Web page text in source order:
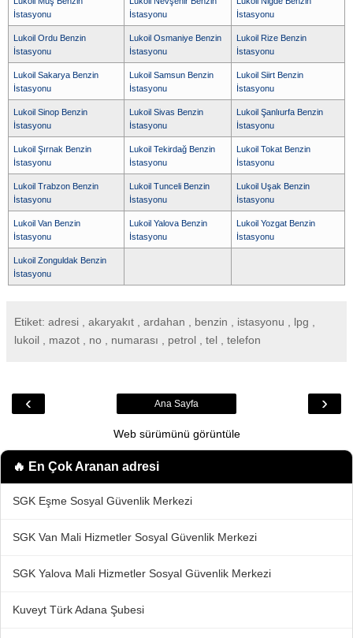
İstasyonu
İstasyonu
İstasyonu
Lukoil Ordu Benzin
İstasyonu
Lukoil Osmaniye Benzin
İstasyonu
Lukoil Rize Benzin
İstasyonu
Lukoil Sakarya Benzin
İstasyonu
Lukoil Samsun Benzin
İstasyonu
Lukoil Siirt Benzin
İstasyonu
Lukoil Sinop Benzin
İstasyonu
Lukoil Sivas Benzin
İstasyonu
Lukoil Şanlıurfa Benzin
İstasyonu
Lukoil Şırnak Benzin
İstasyonu
Lukoil Tekirdağ Benzin
İstasyonu
Lukoil Tokat Benzin
İstasyonu
Lukoil Trabzon Benzin
İstasyonu
Lukoil Tunceli Benzin
İstasyonu
Lukoil Uşak Benzin
İstasyonu
Lukoil Van Benzin
İstasyonu
Lukoil Yalova Benzin
İstasyonu
Lukoil Yozgat Benzin
İstasyonu
Lukoil Zonguldak Benzin
İstasyonu
Etiket: adresi , akaryakıt , ardahan , benzin , istasyonu , lpg ,
lukoil , mazot , no , numarası , petrol , tel , telefon
‹ ›
Ana Sayfa
Web sürümünü görüntüle
🔥 En Çok Aranan adresi
SGK Eşme Sosyal Güvenlik Merkezi
SGK Van Mali Hizmetler Sosyal Güvenlik Merkezi
SGK Yalova Mali Hizmetler Sosyal Güvenlik Merkezi
Kuveyt Türk Adana Şubesi